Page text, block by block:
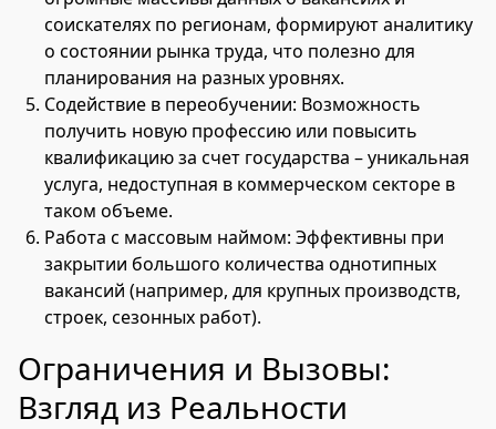
соискателях по регионам, формируют аналитику
о состоянии рынка труда, что полезно для
планирования на разных уровнях.
Содействие в переобучении: Возможность
получить новую профессию или повысить
квалификацию за счет государства – уникальная
услуга, недоступная в коммерческом секторе в
таком объеме.
Работа с массовым наймом: Эффективны при
закрытии большого количества однотипных
вакансий (например, для крупных производств,
строек, сезонных работ).
Ограничения и Вызовы:
Взгляд из Реальности